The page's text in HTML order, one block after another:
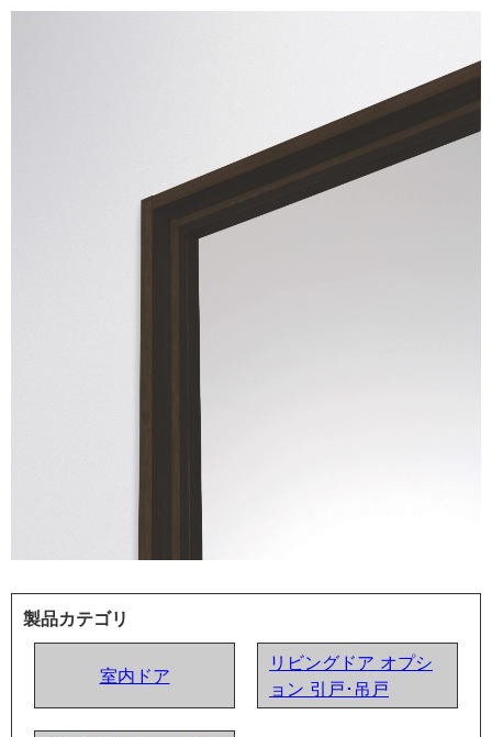
製品カテゴリ
室内ドア
リビングドア オプシ
ョン 引戸･吊戸